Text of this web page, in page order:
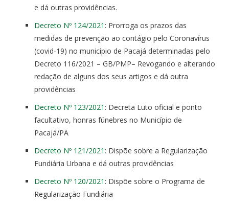
e dá outras providências.
Decreto Nº 124/2021 : Prorroga os prazos das
medidas de prevenção ao contágio pelo Coronavírus
(covid-19) no município de Pacajá determinadas pelo
Decreto 116/2021 – GB/PMP– Revogando e alterando
redação de alguns dos seus artigos e dá outra
providências
Decreto Nº 123/2021 : Decreta Luto oficial e ponto
facultativo, honras fúnebres no Município de
Pacajá/PA
Decreto Nº 121/2021 : Dispõe sobre a Regularização
Fundiária Urbana e dá outras providências
Decreto Nº 120/2021 : Dispõe sobre o Programa de
Regularização Fundiária